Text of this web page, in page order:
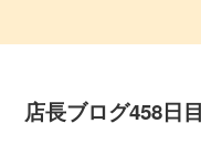
店長ブログ458日